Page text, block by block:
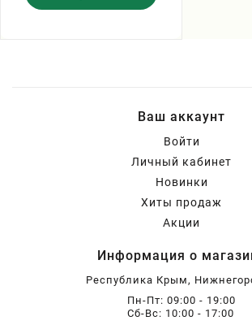
Ваш аккаунт
Войти
Личный кабинет
Новинки
Хиты продаж
Акции
Информация о
Республика Крым,
Пн-Пт: 09:00 - 19:00
Сб-Вс: 10:00 - 17:00